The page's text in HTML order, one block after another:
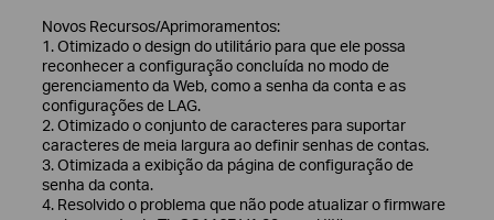
Novos Recursos/Aprimoramentos:
1. Otimizado o design do utilitário para que ele possa
reconhecer a configuração concluída no modo de
gerenciamento da Web, como a senha da conta e as
configurações de LAG.
2. Otimizado o conjunto de caracteres para suportar
caracteres de meia largura ao definir senhas de contas.
3. Otimizada a exibição da página de configuração de
senha da conta.
4. Resolvido o problema que não pode atualizar o firmware